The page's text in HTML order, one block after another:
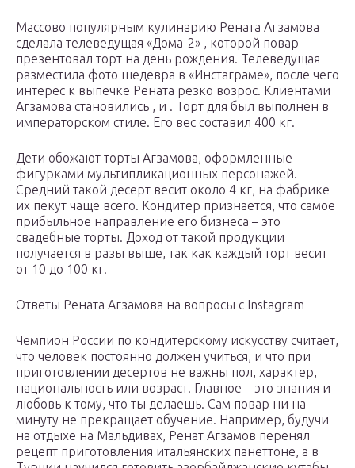
Массово популярным кулинарию Рената Агзамова
сделала телеведущая «Дома-2» , которой повар
презентовал торт на день рождения. Телеведущая
разместила фото шедевра в «Инстаграме», после чего
интерес к выпечке Рената резко возрос. Клиентами
Агзамова становились , и . Торт для был выполнен в
императорском стиле. Его вес составил 400 кг.
Дети обожают торты Агзамова, оформленные
фигурками мультипликационных персонажей.
Средний такой десерт весит около 4 кг, на фабрике
их пекут чаще всего. Кондитер признается, что самое
прибыльное направление его бизнеса – это
свадебные торты. Доход от такой продукции
получается в разы выше, так как каждый торт весит
от 10 до 100 кг.
Ответы Рената Агзамова на вопросы с Instagram
Чемпион России по кондитерскому искусству считает,
что человек постоянно должен учиться, и что при
приготовлении десертов не важны пол, характер,
национальность или возраст. Главное – это знания и
любовь к тому, что ты делаешь. Сам повар ни на
минуту не прекращает обучение. Например, будучи
на отдыхе на Мальдивах, Ренат Агзамов перенял
рецепт приготовления итальянских панеттоне, а в